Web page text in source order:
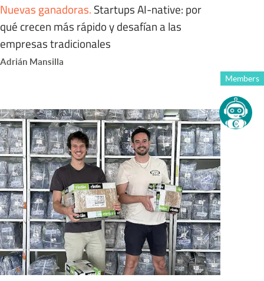
Nuevas ganadoras. Startups AI-native: por
qué crecen más rápido y desafían a las
empresas tradicionales
Adrián Mansilla
Members